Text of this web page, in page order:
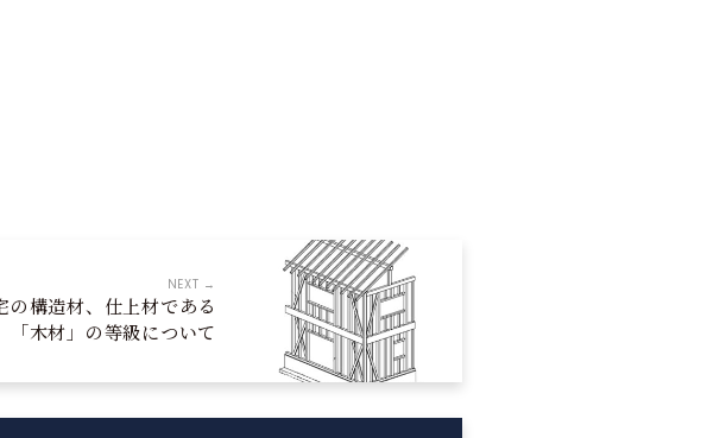
NEXT →
の構造材、仕上材である
「木材」の等級について